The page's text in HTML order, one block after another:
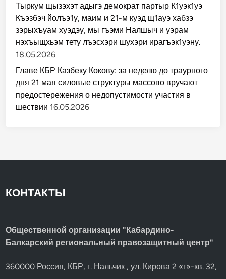
Тыркум щызэхэт адыгэ демократ партыр К1уэк1уэ
Къэзбэч йолъэ1у, маим и 21-м куэд щ1ауэ хабзэ
зэрыхъуам хуэдэу, мы гъэми Налшыч и уэрам
нэхъыщхьэм тету лъэсхэри шухэри ирагъэк1уэну.
18.05.2026
Главе КБР Казбеку Кокову: за неделю до траурного
дня 21 мая силовые структуры массово вручают
предостережения о недопустимости участия в
шествии 16.05.2026
КОНТАКТЫ
Общественной организации "Кабардино-
Балкарский региональный правозащитный центр"
360000 Россия, КБР, г. Нальчик , ул. Кирова 2 «г»-кв. 32,